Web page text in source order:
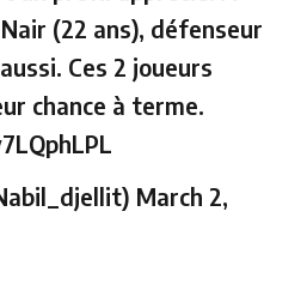
(22 ans), défenseur
Ces 2 joueurs
chance à terme.
March 2,